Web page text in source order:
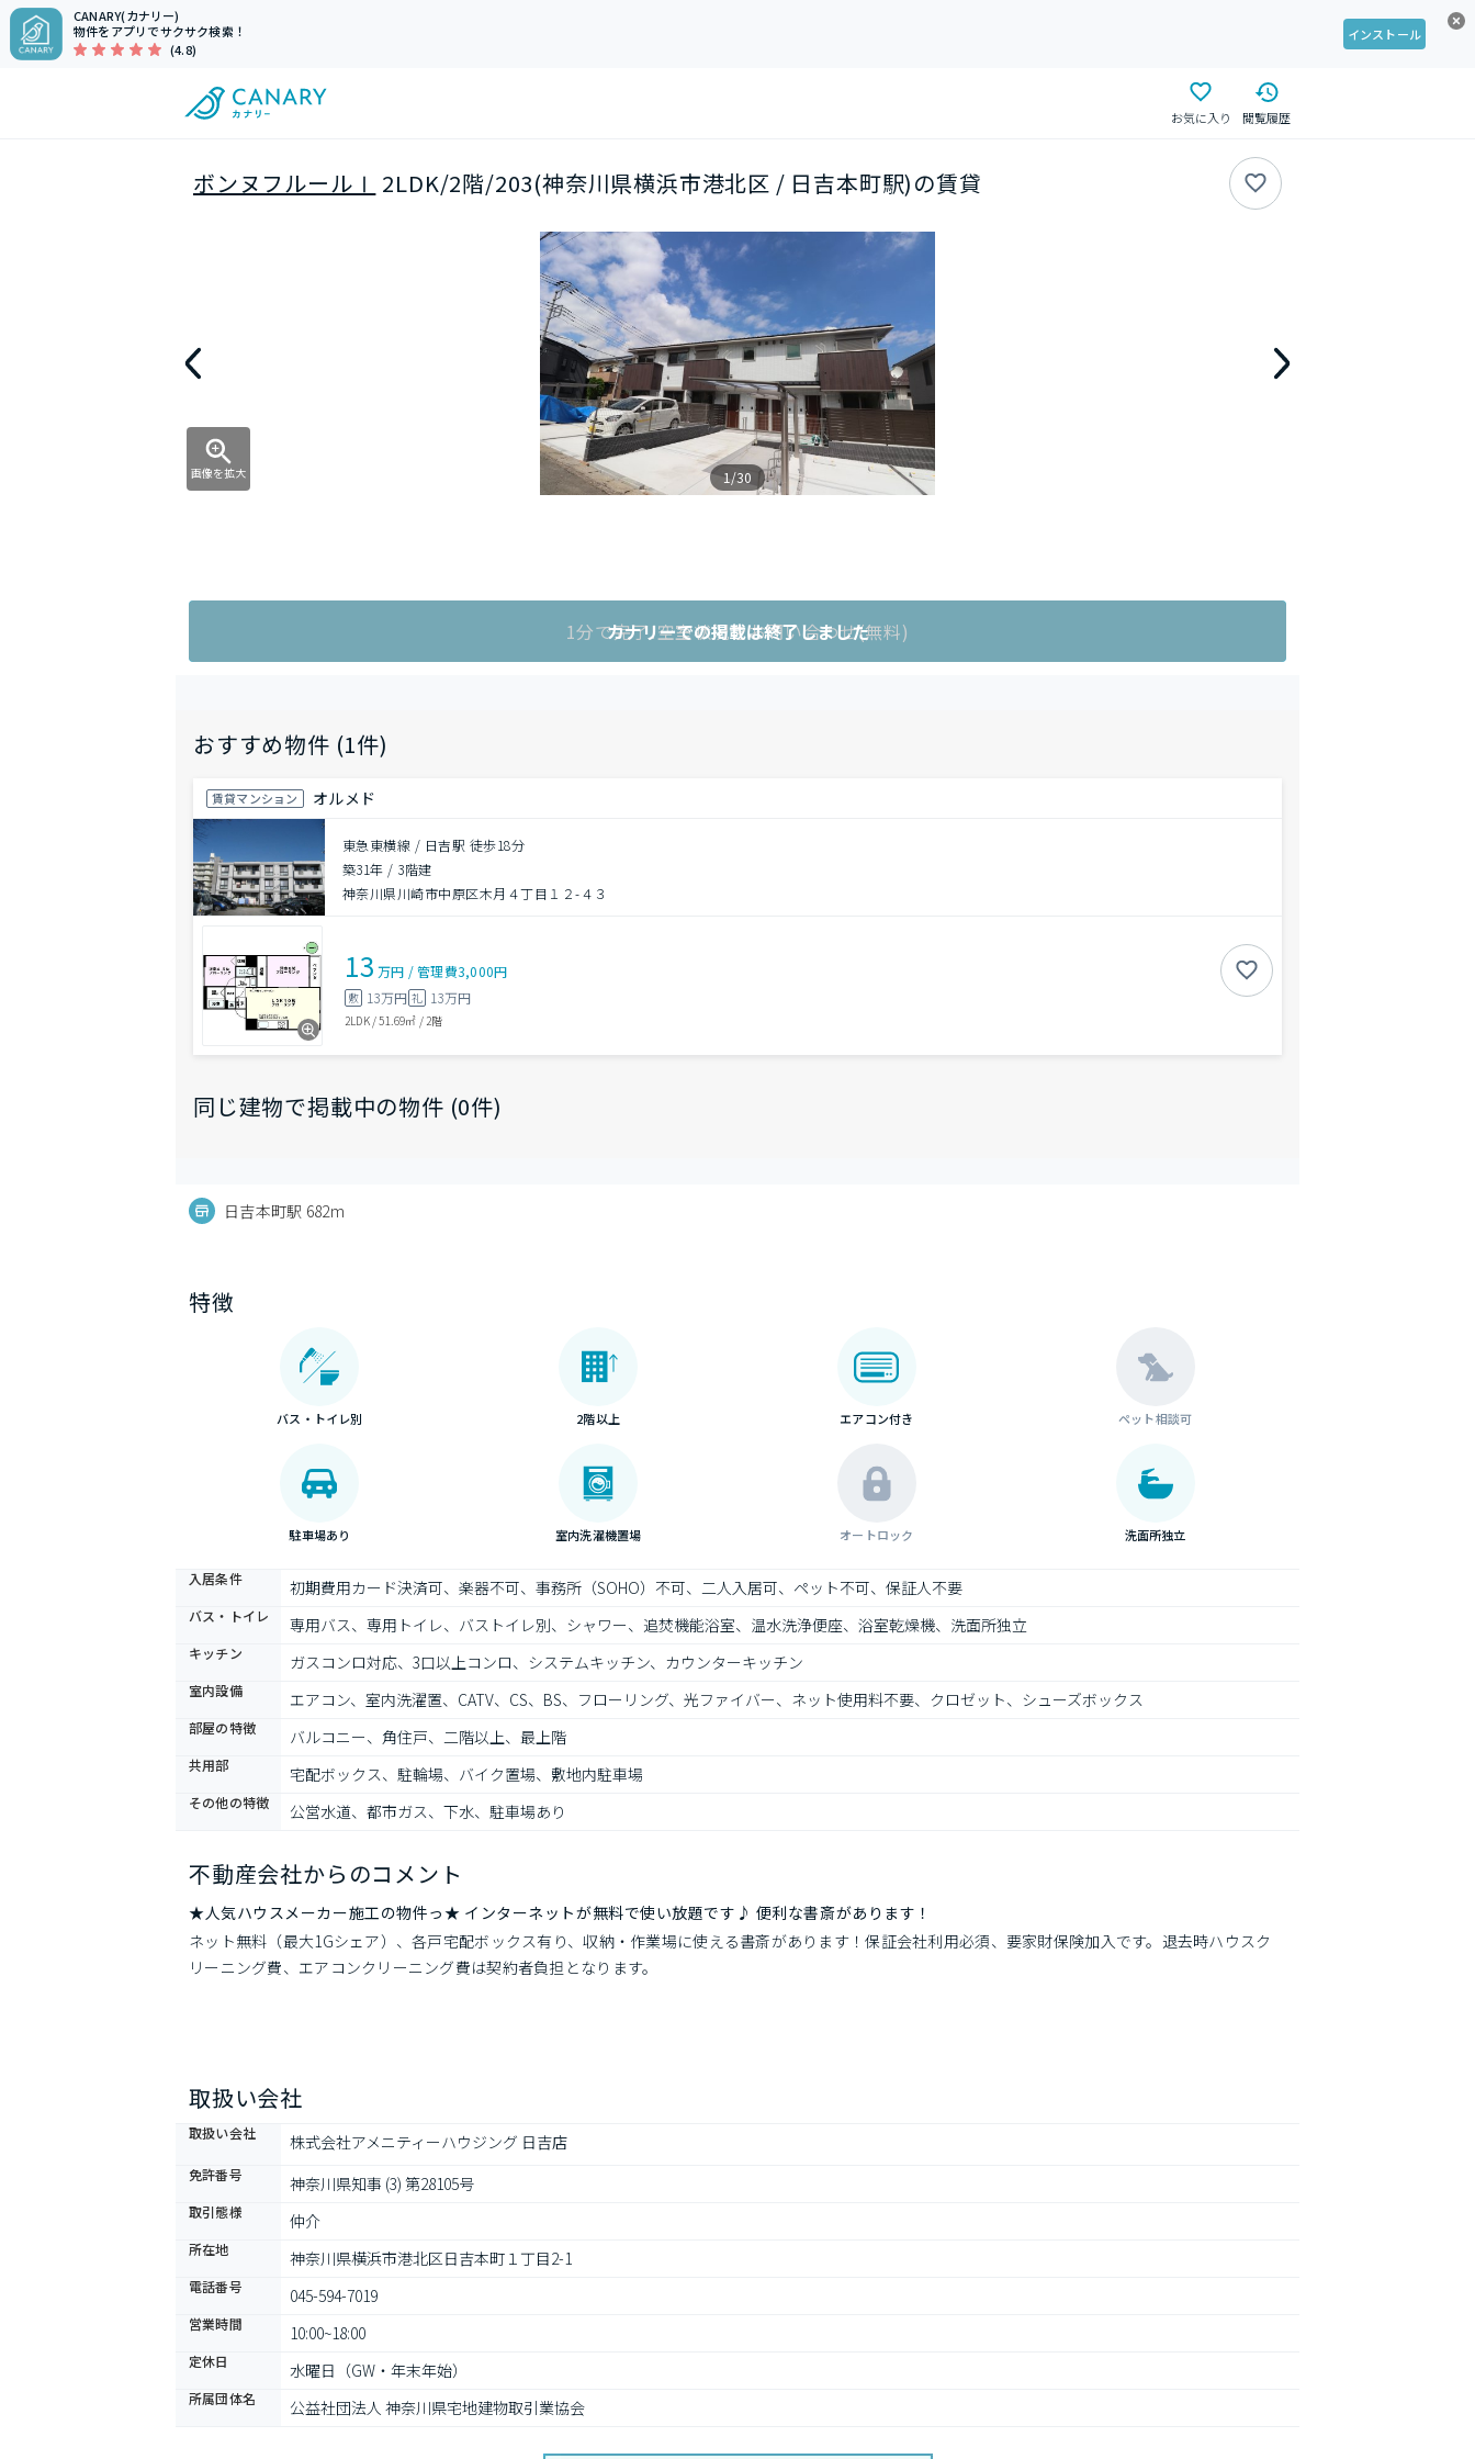
CANARY(カナリー)
物件をアプリでサクサク検索！
(4.8)
インストール
お気に入り 閲覧履歴
ボンヌフルールⅠ 2LDK/2階/203(神奈川県横浜市港北区 / 日吉本町駅)の賃貸
画像を拡大 1/30
1分で完了!空室状況をお問い合わせ(無料)
カナリーでの掲載は終了しました
おすすめ物件 (1件)
賃貸マンション オルメド
東急東横線 / 日吉駅 徒歩18分
築31年 / 3階建
神奈川県川崎市中原区木月４丁目１２-４３
13 万円 /管理費3,000円
敷 13万円 礼 13万円
2LDK/51.69㎡ / 2階
同じ建物で掲載中の物件 (0件)
日吉本町駅 682m
特徴
バス・トイレ別 2階以上 エアコン付き ペット相談可
駐車場あり 室内洗濯機置場 オートロック 洗面所独立
入居条件 初期費用カード決済可、楽器不可、事務所（SOHO）不可、二人入居可、ペット不可、保証人不要
バス・トイレ 専用バス、専用トイレ、バストイレ別、シャワー、追焚機能浴室、温水洗浄便座、浴室乾燥機、洗面所独立
キッチン ガスコンロ対応、3口以上コンロ、システムキッチン、カウンターキッチン
室内設備 エアコン、室内洗濯置、CATV、CS、BS、フローリング、光ファイバー、ネット使用料不要、クロゼット、シューズボックス
部屋の特徴 バルコニー、角住戸、二階以上、最上階
共用部 宅配ボックス、駐輪場、バイク置場、敷地内駐車場
その他の特徴 公営水道、都市ガス、下水、駐車場あり
不動産会社からのコメント
★人気ハウスメーカー施工の物件っ★ インターネットが無料で使い放題です♪ 便利な書斎があります！
ネット無料（最大1Gシェア）、各戸宅配ボックス有り、収納・作業場に使える書斎があります！保証会社利用必須、要家財保険加入です。退去時ハウスク
リーニング費、エアコンクリーニング費は契約者負担となります。
取扱い会社
取扱い会社 株式会社アメニティーハウジング 日吉店
免許番号 神奈川県知事 (3) 第28105号
取引態様 仲介
所在地 神奈川県横浜市港北区日吉本町１丁目2-1
電話番号 045-594-7019
営業時間 10:00~18:00
定休日 水曜日（GW・年末年始）
所属団体名 公益社団法人 神奈川県宅地建物取引業協会